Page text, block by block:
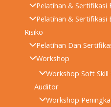
Pelatihan & Sertifikasi
Pelatihan & Sertifikasi
Risiko
Pelatihan Dan
Workshop
Workshop Soft
Auditor
Workshop